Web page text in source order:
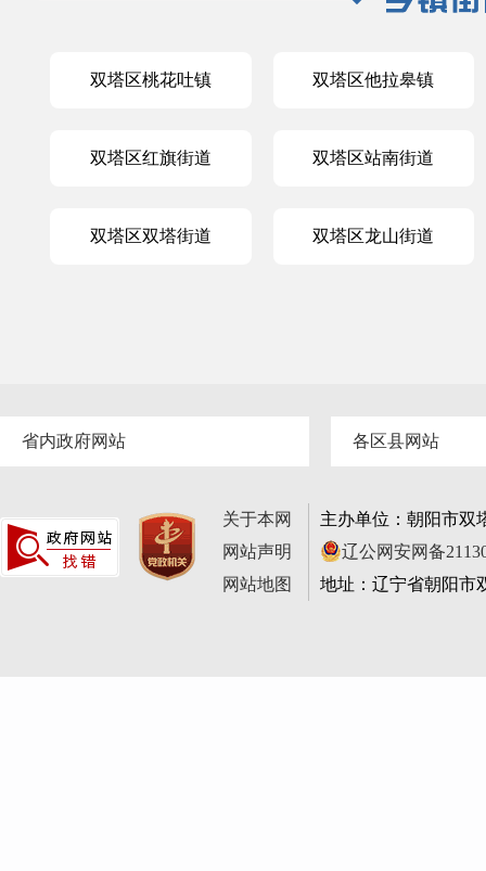
双塔区桃花吐镇 双塔区他拉皋镇
双塔区红旗街道 双塔区站南街道
双塔区双塔街道 双塔区龙山街道
省内政府网站 各区县网站
关于本网
网站声明
网站地图
主办单位：朝阳市双
辽公网安网备
地址：辽宁省朝阳市